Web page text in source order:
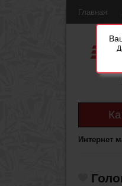
Главная
Интернет